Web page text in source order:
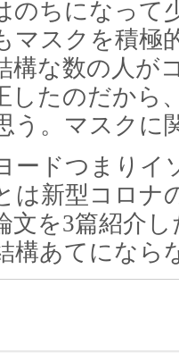
のちになって
マスクを積極
構な数の人が
したのだから
う。マスクに
ードつまりイ
は新型コロナ
文を3篇紹介
構あてになら